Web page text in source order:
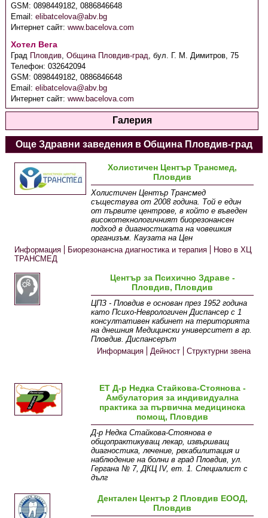
GSM:0898449182, 0886846648
Email:elibatcelova@abv.bg
Интернет сайт:www.bacelova.com
Хотел Вега
Град Пловдив ,Община Пловдив-град ,бул. Г. М. Димитров, 75
Телефон:032642094
GSM:0898449182, 0886846648
Email:elibatcelova@abv.bg
Интернет сайт:www.bacelova.com
Галерия
Още Здравни заведения в Община Пловдив-град
Холистичен Център Трансмед,
Пловдив
Холистичен Център Трансмед
съществува от 2008 година. Той е един
от първите центрове, в който е въведен
високотехнологичният биорезонансен
подход в диагностиката на човешкия
организъм. Каузата на Цен
Информация
Биорезонансна диагностика и терапия
Ново в ХЦ
ТРАНСМЕД
Център за Психично Здраве -
Пловдив, Пловдив
ЦПЗ - Пловдив е основан през 1952 година
като Психо-Неврологичен Диспансер с 1
консултативен кабинет на територията
на днешния Медицински университет в гр.
Пловдив. Диспансерът
Информация
Дейност Структурни звена
ЕТ Д-р Недка Стайкова-Стоянова -
Амбулатория за индивидуална
практика за първична медицинска
помощ, Пловдив
Д-р Недка Стайкова-Стоянова е
общопрактикуващ лекар, извършващ
диагностика, лечение, рехабилитация и
наблюдение на болни в град Пловдив, ул.
Гергана № 7, ДКЦ ІV, ет. 1. Специалист с
дълг
Дентален Център 2 Пловдив ЕООД,
Пловдив